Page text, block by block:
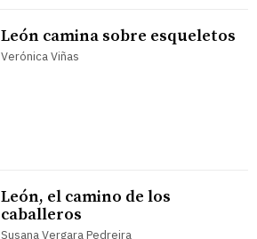
León camina sobre esqueletos
Verónica Viñas
León, el camino de los
caballeros
Susana Vergara Pedreira